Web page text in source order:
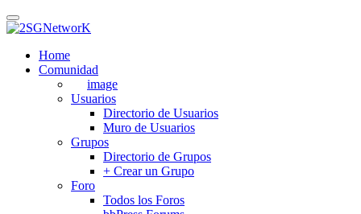
Skip
to
contentHome
Comunidad
image
Usuarios
Directorio de Usuarios
Muro de Usuarios
Grupos
Directorio de Grupos
+ Crear un Grupo
Foro
Todos los Foros